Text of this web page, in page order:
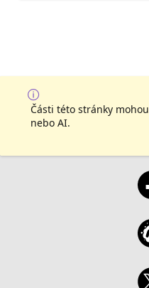
Části této stránky
nebo AI.